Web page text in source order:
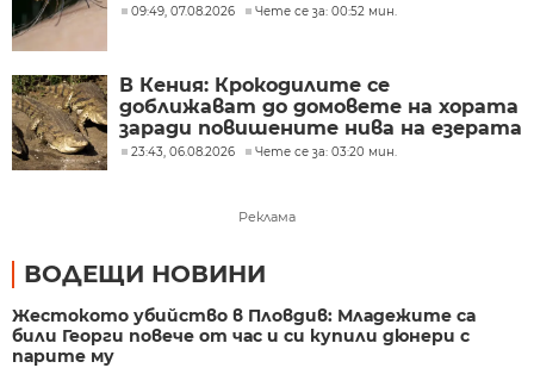
09:49, 07.08.2026 Чете се за: 00:52 мин.
В Кения: Крокодилите се
доближават до домовете на хората
заради повишените нива на езерата
23:43, 06.08.2026 Чете се за: 03:20 мин.
Реклама
ВОДЕЩИ НОВИНИ
Жестокото убийство в Пловдив: Младежите са
били Георги повече от час и си купили дюнери с
парите му